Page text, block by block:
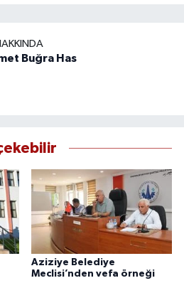
Buğra Has
Aziziye Belediye
Meclisi’nden vefa örneği